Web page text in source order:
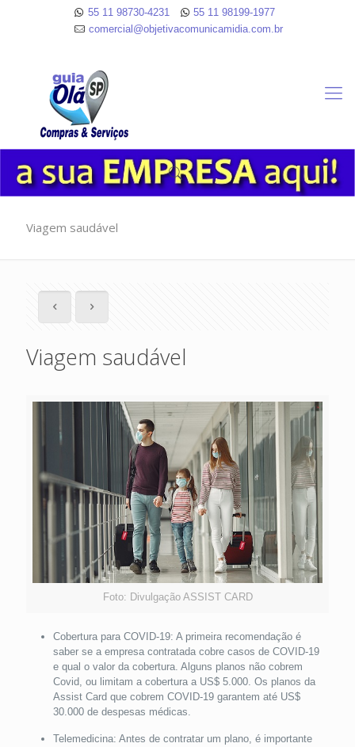
55 11 98730-4231
55 11 98199-1977
comercial@objetivacomunicamidia.com.br
Viagem saudável
Viagem saudável
Foto: Divulgação ASSIST CARD
Cobertura para COVID-19: A primeira recomendação é
saber se a empresa contratada cobre casos de COVID-19
e qual o valor da cobertura. Alguns planos não cobrem
Covid, ou limitam a cobertura a US$ 5.000. Os planos da
Assist Card que cobrem COVID-19 garantem até US$
30.000 de despesas médicas.
Telemedicina: Antes de contratar um plano, é importante